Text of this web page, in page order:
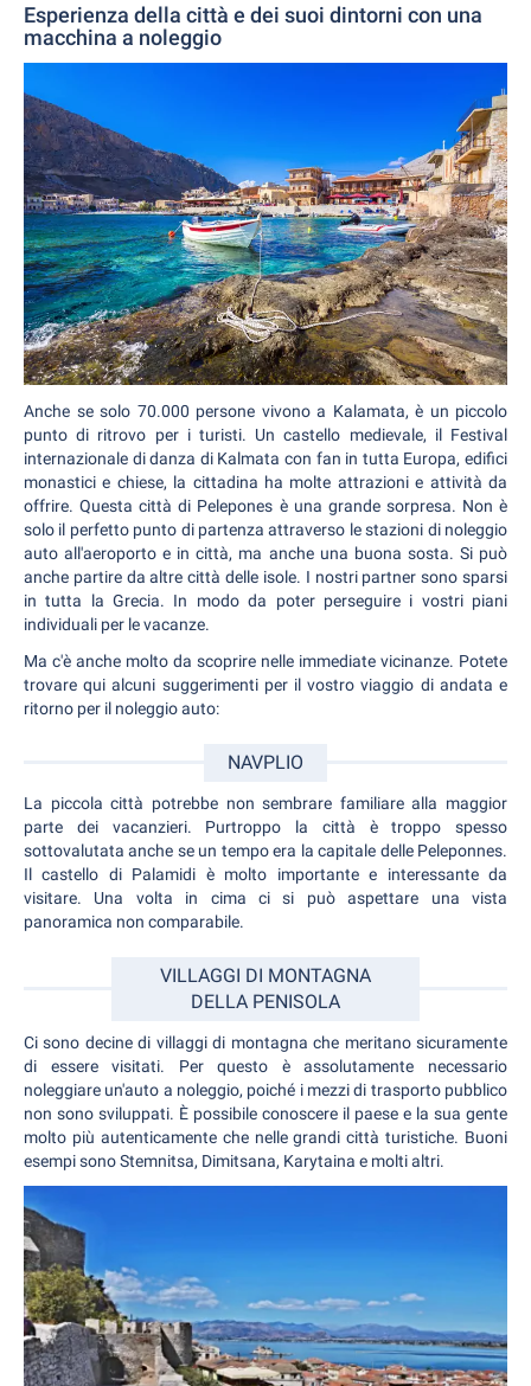
Esperienza della città e dei suoi dintorni con una
macchina a noleggio
Anche se solo 70.000 persone vivono a Kalamata, è un piccolo
punto di ritrovo per i turisti. Un castello medievale, il Festival
internazionale di danza di Kalmata con fan in tutta Europa, edifici
monastici e chiese, la cittadina ha molte attrazioni e attività da
offrire. Questa città di Pelepones è una grande sorpresa. Non è
solo il perfetto punto di partenza attraverso le stazioni di noleggio
auto all'aeroporto e in città, ma anche una buona sosta. Si può
anche partire da altre città delle isole. I nostri partner sono sparsi
in tutta la Grecia. In modo da poter perseguire i vostri piani
individuali per le vacanze.
Ma c'è anche molto da scoprire nelle immediate vicinanze. Potete
trovare qui alcuni suggerimenti per il vostro viaggio di andata e
ritorno per il noleggio auto:
NAVPLIO
La piccola città potrebbe non sembrare familiare alla maggior
parte dei vacanzieri. Purtroppo la città è troppo spesso
sottovalutata anche se un tempo era la capitale delle Peleponnes.
Il castello di Palamidi è molto importante e interessante da
visitare. Una volta in cima ci si può aspettare una vista
panoramica non comparabile.
VILLAGGI DI MONTAGNA
DELLA PENISOLA
Ci sono decine di villaggi di montagna che meritano sicuramente
di essere visitati. Per questo è assolutamente necessario
noleggiare un'auto a noleggio, poiché i mezzi di trasporto pubblico
non sono sviluppati. È possibile conoscere il paese e la sua gente
molto più autenticamente che nelle grandi città turistiche. Buoni
esempi sono Stemnitsa, Dimitsana, Karytaina e molti altri.